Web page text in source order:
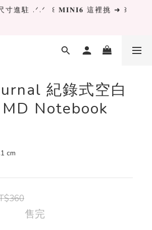
寸進駐 .ᐟ.ᐟ  ꒰ 𝐌𝐈𝐍𝐈𝟔 這裡挑 ➜ ꒱
割墊
寸進駐 .ᐟ.ᐟ  ꒰ 𝐌𝐈𝐍𝐈𝟔 這裡挑 ➜ ꒱
紀錄式空白
Notebook
cm
售完